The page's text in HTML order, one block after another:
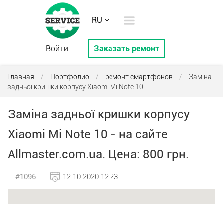
RU
Войти Заказать ремонт
Главная / Портфолио / ремонт смартфонов /
Заміна
задньої кришки корпусу Xiaomi Mi Note 10
Заміна задньої кришки корпусу
Xiaomi Mi Note 10 - на сайте
Allmaster.com.ua. Цена: 800 грн.
#1096 12.10.2020 12:23